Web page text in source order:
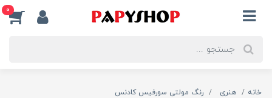
0
خانه هنری
رنگ مولتی سورفیس کادنس